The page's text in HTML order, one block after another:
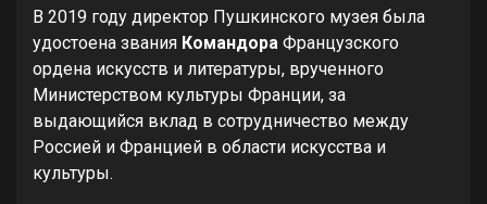
В 2019 году директор Пушкинского музея была
удостоена звания Командора Французского
ордена искусств и литературы, врученного
Министерством культуры Франции, за
выдающийся вклад в сотрудничество между
Россией и Францией в области искусства и
культуры.